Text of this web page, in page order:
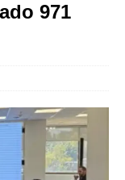
971